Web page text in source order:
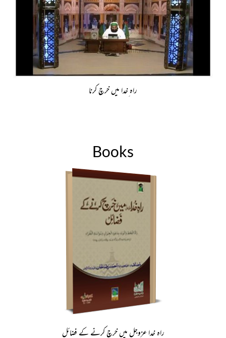
راہ ِخدا میں خرچ کرنا
Books
راہ خدا عزوجل میں خرچ کرنے کے فضائل